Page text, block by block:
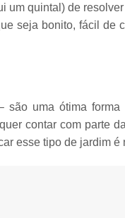
um quintal) de
seja bonito, fácil de
são uma ótima
contar com parte
esse tipo de jardim é